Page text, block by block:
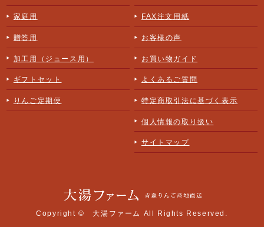
家庭用
贈答用
加工用（ジュース用）
ギフトセット
りんご定期便
FAX注文用紙
お客様の声
お買い物ガイド
よくあるご質問
特定商取引法に基づく表示
個人情報の取り扱い
サイトマップ
Copyright © 大湯ファーム All Rights Reserved.